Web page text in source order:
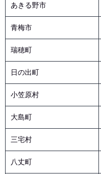
あきる野市
青梅市
瑞穂町
日の出町
小笠原村
大島町
三宅村
八丈町